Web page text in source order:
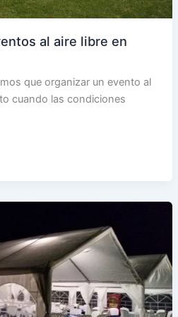
al aire libre en
que organizar un evento al
cuando las condiciones